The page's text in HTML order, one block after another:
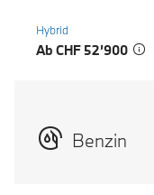
Hybrid
Ab CHF 52’900
Benzin